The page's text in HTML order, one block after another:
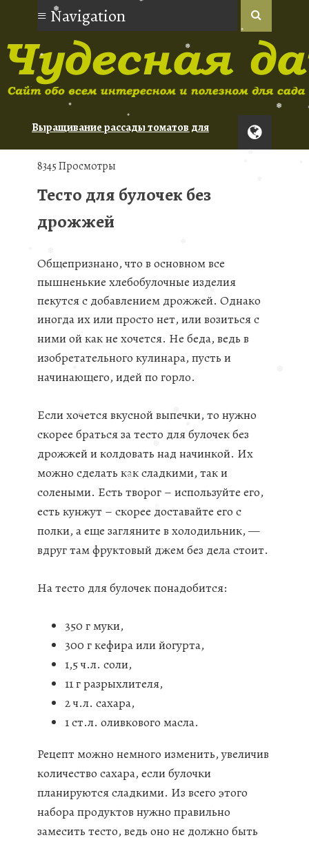
❅
❅
❅
❅
❅
❅
❅
❅
❅
❅
❅
❅
❅
❅
❅
Выращивание рассады томатов для
Орхидеи: советы по уходу для
начинающих
Туя: сорта для живой изгороди
8345 Просмотры
Тесто для булочек без
дрожжей
Общепризнано, что в основном все
пышненькие хлебобулочные изделия
пекутся с добавлением дрожжей. Однако
иногда их или просто нет, или возиться с
ними ой как не хочется. Не беда, ведь в
изобретательного кулинара, пусть и
начинающего, идей по горло.
Если хочется вкусной выпечки, то нужно
скорее браться за тесто для булочек без
дрожжей и колдовать над начинкой. Их
можно сделать как сладкими, так и
солеными. Есть творог – используйте его,
есть кунжут – скорее доставайте его с
полки, а еще загляните в холодильник, —
вдруг там фруктовый джем без дела стоит.
На тесто для булочек понадобится:
350 г муки,
300 г кефира или йогурта,
1,5 ч.л. соли,
11 г разрыхлителя,
2 ч.л. сахара,
1 ст.л. оливкового масла.
Рецепт можно немного изменить, увеличив
количество сахара, если булочки
планируются сладкими. Из всего этого
набора продуктов нужно правильно
замесить тесто, ведь оно не должно быть